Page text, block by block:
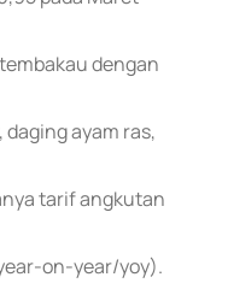
dengan
ayam ras,
tarif angkutan
on-year/yoy).